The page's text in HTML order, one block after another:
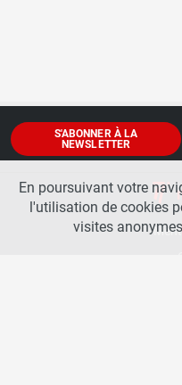
S'ABONNER À LA
NEWSLETTER
En poursuivant votre
l'utilisation de cookies
visites